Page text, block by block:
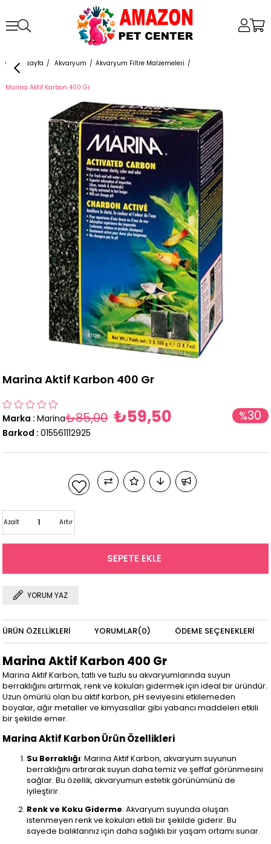
Anasayfa Akvaryum Akvaryum Filtre Malzemeleri
Marina Aktif Karbon 400 Gr
Marina Aktif Karbon 400 Gr
Marka : Marina %30
₺85,00 ₺59,50
Barkod : 015561112925
Artır
Azalt
YORUM YAZ
ÜRÜN ÖZELLIKLERI YORUMLAR(0) ÖDEME SEÇENEKLERI
Marina Aktif Karbon 400 Gr
Marina Aktif Karbon, tatlı ve tuzlu su akvaryumlarında suyun
berraklığını artırmak, renk ve kokuları gidermek için ideal bir üründür.
Uzun ömürlü olan bu aktif karbon, pH seviyesini etkilemeden
boyalar, ağır metaller ve kimyasallar gibi yabancı maddeleri etkili
bir şekilde emer.
Marina Aktif Karbon Ürün Özellikleri
Su Berraklığı: Marina Aktif Karbon, akvaryum suyunun
berraklığını artırarak suyun daha temiz ve şeffaf görünmesini
sağlar. Bu özellik, akvaryumun estetik görünümünü de
iyileştirir.
Renk ve Koku Giderme: Akvaryum suyunda oluşan
istenmeyen renk ve kokuları etkili bir şekilde giderir. Bu
sayede balıklarınız için daha sağlıklı bir yaşam ortamı sunar.